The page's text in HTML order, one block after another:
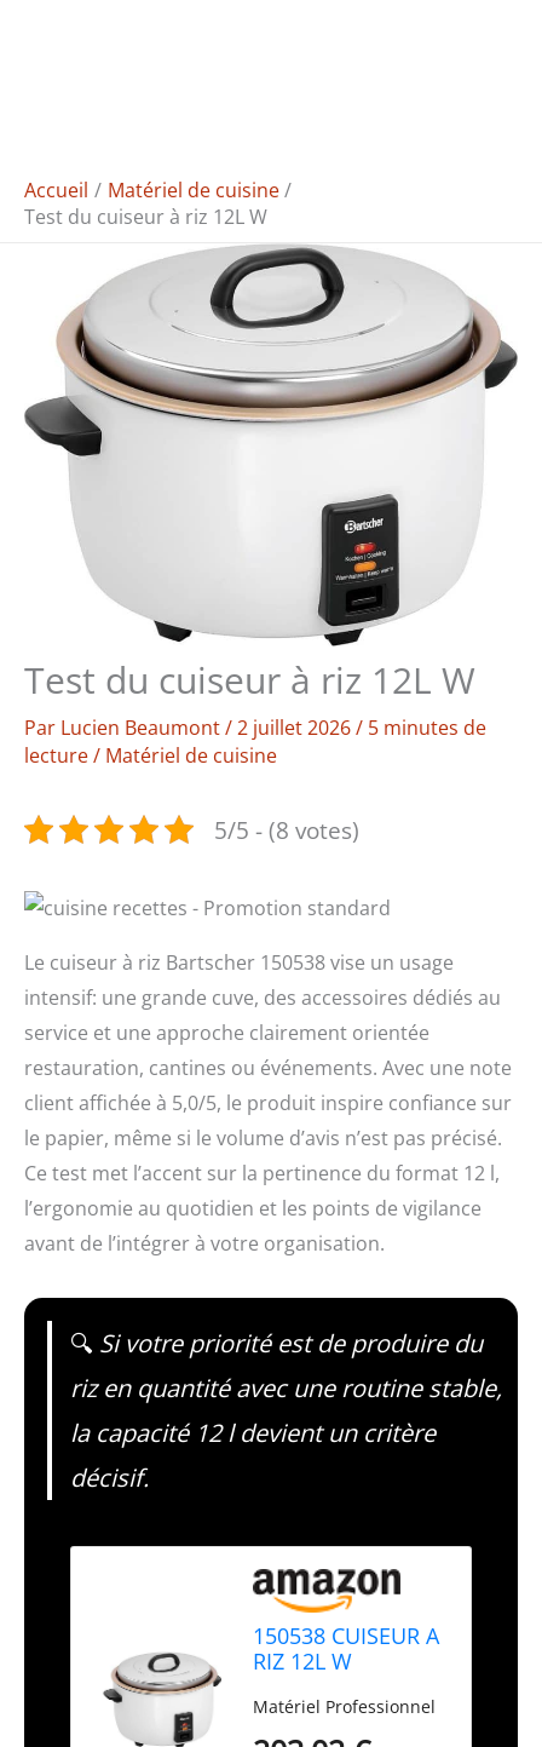
Accueil
Matériel de cuisine
Test du cuiseur à riz 12L W
Test du cuiseur à riz 12L W
Par Lucien Beaumont/2 juillet 2026/ 5 minutes de
lecture/ Matériel de cuisine
5/5 - (8 votes)
Le cuiseur à riz Bartscher 150538 vise un usage
intensif: une grande cuve, des accessoires dédiés au
service et une approche clairement orientée
restauration, cantines ou événements. Avec une note
client affichée à 5,0/5, le produit inspire confiance sur
le papier, même si le volume d’avis n’est pas précisé.
Ce test met l’accent sur la pertinence du format 12 l,
l’ergonomie au quotidien et les points de vigilance
avant de l’intégrer à votre organisation.
🔍 Si votre priorité est de produire du
riz en quantité avec une routine stable,
la capacité 12 l devient un critère
décisif.
150538 CUISEUR A
RIZ 12L W
Matériel Professionnel